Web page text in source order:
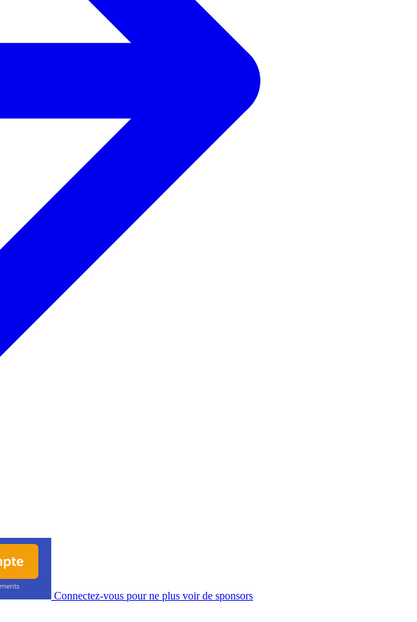
Connectez-vous pour ne plus voir de sponsors